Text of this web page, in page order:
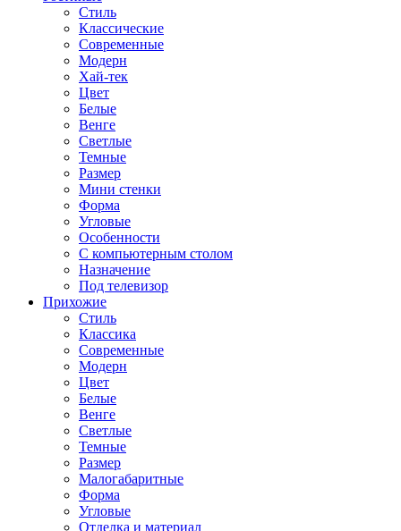
Стиль
Классические
Современные
Модерн
Хай-тек
Цвет
Белые
Венге
Светлые
Темные
Размер
Мини стенки
Форма
Угловые
Особенности
С компьютерным столом
Назначение
Под телевизор
Прихожие
Стиль
Классика
Современные
Модерн
Цвет
Белые
Венге
Светлые
Темные
Размер
Малогабаритные
Форма
Угловые
Отделка и материал